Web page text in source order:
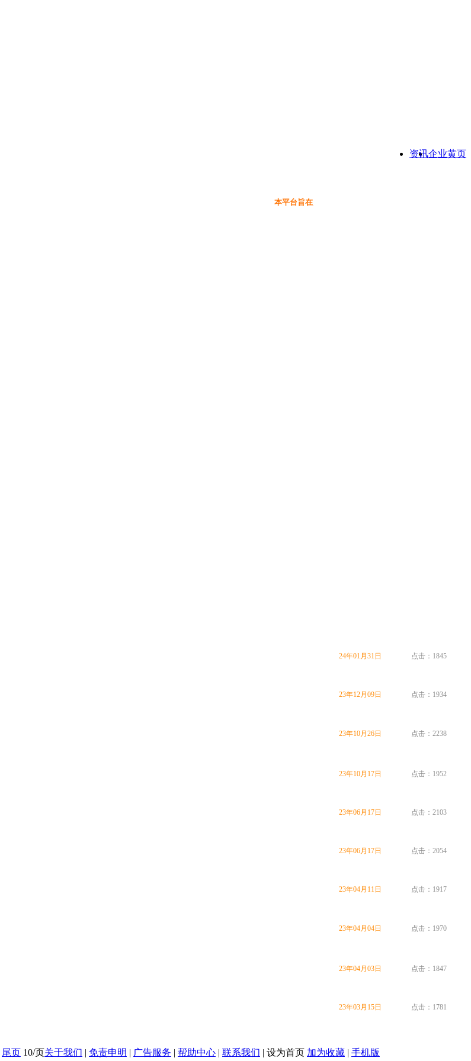
企业黄页
资讯
本平台旨在为保健品行业提供一个信息免费展示交流互
24年01月31日
点击：1845
23年12月09日
点击：1934
23年10月26日
点击：2238
23年10月17日
点击：1952
23年06月17日
点击：2103
23年06月17日
点击：2054
23年04月11日
点击：1917
23年04月04日
点击：1970
23年04月03日
点击：1847
23年03月15日
点击：1781
尾页 10/页关于我们 | 免责申明 | 广告服务 | 帮助中心 | 联系我们 | 设为首页 加为收藏 | 手机版